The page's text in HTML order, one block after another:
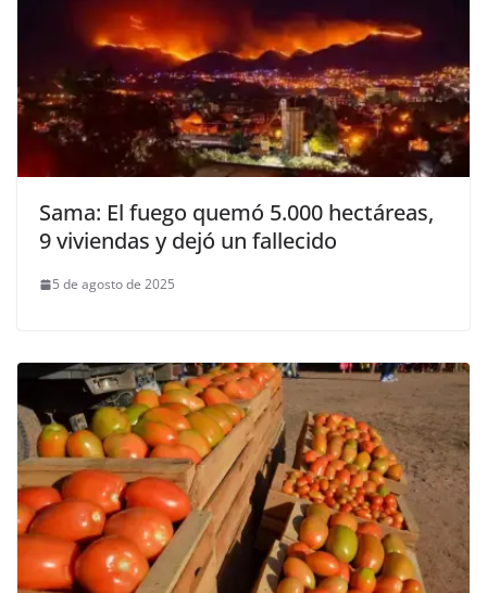
Sama: El fuego quemó 5.000 hectáreas,
9 viviendas y dejó un fallecido
5 de agosto de 2025